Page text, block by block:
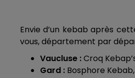
Envie d’un kebab après
vous, département par
Vaucluse :Croq
Gard : Bosphore